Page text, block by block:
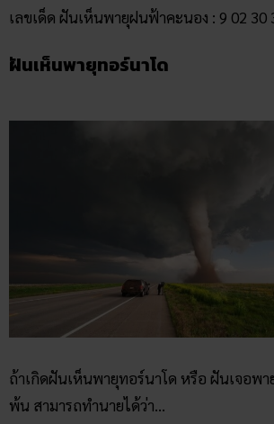
“ในช่วงนี้คุณจะมีโชคลาภจากการเสี่ยงโชค
กำลังโดดเด่น สามารถซื้อลอตเตอรี่ได้ จะมี
ประมาณ 2 เดือนต่อจากนี้หน้าที่การงานจะ
เดิม ช่วงนี้ให้อดทนและพยายาม แต่ให้ระวังก
จากคนที่ไม่คิดว่าเขาจะทำได้”